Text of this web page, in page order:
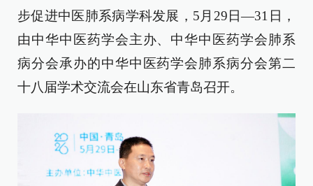
步促进中医肺系病学科发展，5月29日—31日，
由中华中医药学会主办、中华中医药学会肺系
病分会承办的中华中医药学会肺系病分会第二
十八届学术交流会在山东省青岛召开。